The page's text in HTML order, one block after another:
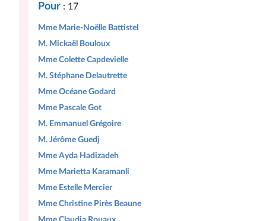
Pour : 17
Mme Marie-Noëlle Battistel
M. Mickaël Bouloux
Mme Colette Capdevielle
M. Stéphane Delautrette
Mme Océane Godard
Mme Pascale Got
M. Emmanuel Grégoire
M. Jérôme Guedj
Mme Ayda Hadizadeh
Mme Marietta Karamanli
Mme Estelle Mercier
Mme Christine Pirès Beaune